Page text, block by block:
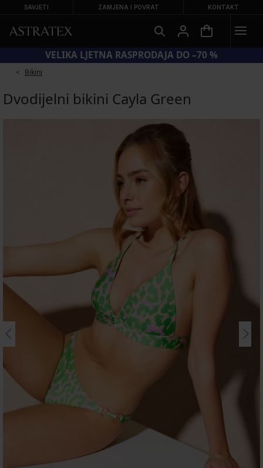
SAVJETI ZAMJENA I POVRAT KONTAKT
KOD BRA20 = GRUDNJACI −20 %
Bikini
Dvodijelni bikini Cayla Green